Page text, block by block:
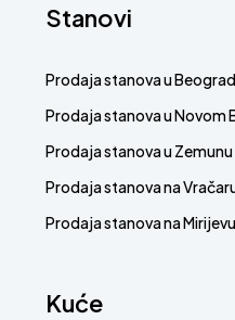
Stanovi
Prodaja stanova u
Prodaja stanova u Novom
Prodaja stanova u Zemunu
Prodaja stanova na
Prodaja stanova na Mirijevu
Kuće